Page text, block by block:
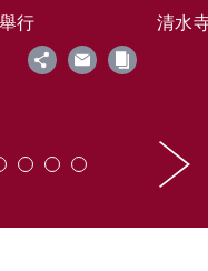
行 清水